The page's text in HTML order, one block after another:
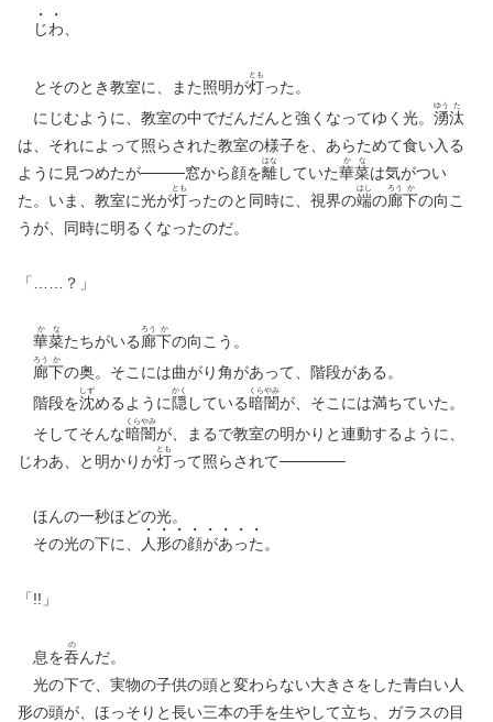
じわ
とそのとき教室に、また照明が灯
とも
った。
にじむように、教室の中でだんだんと強くなってゆく光。 湧
ゆう
汰
た
は、それによって照らされた教室の様子を、あらためて食い入る
ように見つめたが────窓から顔を離
はな
していた華
か
菜
な
は気がつい
た。いま、教室に光が灯
とも
ったのと同時に、視界の端
はし
の廊
ろう
下
か
の向こ
うが、同時に明るくなったのだ。
「……？」
華
か
菜
な
たちがいる廊
ろう
下
か
の向こう。
廊
ろう
下
か
の奥。そこには曲がり角があって、階段がある。
階段を沈
しず
めるように隠
かく
している暗
くら
闇
やみ
が、そこには満ちていた。
そしてそんな暗
くら
闇
やみ
が、まるで教室の明かりと連動するように、
じわあ、と明かりが灯
とも
って照らされて──────
ほんの一秒ほどの光。
その光の下に、
人形の顔があった 。
「!!」
息を吞
の
んだ。
光の下で、実物の子供の頭と変わらない大きさをした青白い人
形の頭が、ほっそりと長い三本の手を生やして立ち、ガラスの目